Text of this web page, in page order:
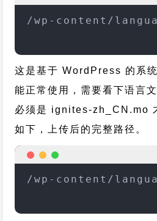
/wp-content/
这是基于 WordPress 的系
能正常使用，需要看下语言
必须是 ignites-zh_CN.mo
如下，上传后的完整路径。
/wp-content/